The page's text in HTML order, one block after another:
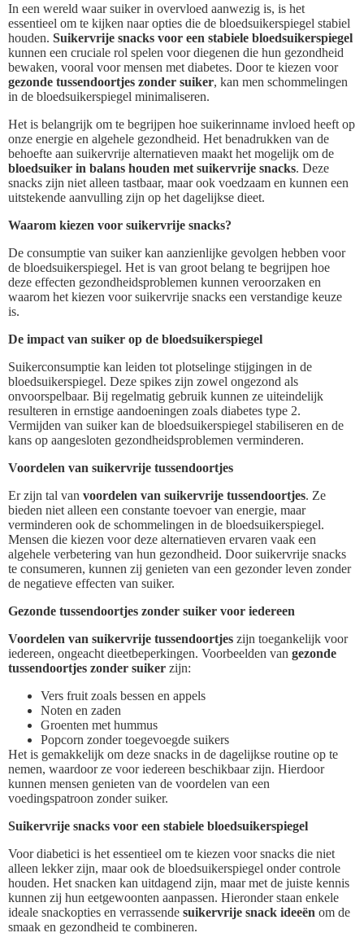
In een wereld waar suiker in overvloed aanwezig is, is het
essentieel om te kijken naar opties die de bloedsuikerspiegel stabiel
houden. Suikervrije snacks voor een stabiele bloedsuikerspiegel
kunnen een cruciale rol spelen voor diegenen die hun gezondheid
bewaken, vooral voor mensen met diabetes. Door te kiezen voor
gezonde tussendoortjes zonder suiker, kan men schommelingen
in de bloedsuikerspiegel minimaliseren.
Het is belangrijk om te begrijpen hoe suikerinname invloed heeft op
onze energie en algehele gezondheid. Het benadrukken van de
behoefte aan suikervrije alternatieven maakt het mogelijk om de
bloedsuiker in balans houden met suikervrije snacks. Deze
snacks zijn niet alleen tastbaar, maar ook voedzaam en kunnen een
uitstekende aanvulling zijn op het dagelijkse dieet.
Waarom kiezen voor suikervrije snacks?
De consumptie van suiker kan aanzienlijke gevolgen hebben voor
de bloedsuikerspiegel. Het is van groot belang te begrijpen hoe
deze effecten gezondheidsproblemen kunnen veroorzaken en
waarom het kiezen voor suikervrije snacks een verstandige keuze
is.
De impact van suiker op de bloedsuikerspiegel
Suikerconsumptie kan leiden tot plotselinge stijgingen in de
bloedsuikerspiegel. Deze spikes zijn zowel ongezond als
onvoorspelbaar. Bij regelmatig gebruik kunnen ze uiteindelijk
resulteren in ernstige aandoeningen zoals diabetes type 2.
Vermijden van suiker kan de bloedsuikerspiegel stabiliseren en de
kans op aangesloten gezondheidsproblemen verminderen.
Voordelen van suikervrije tussendoortjes
Er zijn tal van voordelen van suikervrije tussendoortjes. Ze
bieden niet alleen een constante toevoer van energie, maar
verminderen ook de schommelingen in de bloedsuikerspiegel.
Mensen die kiezen voor deze alternatieven ervaren vaak een
algehele verbetering van hun gezondheid. Door suikervrije snacks
te consumeren, kunnen zij genieten van een gezonder leven zonder
de negatieve effecten van suiker.
Gezonde tussendoortjes zonder suiker voor iedereen
Voordelen van suikervrije tussendoortjes zijn toegankelijk voor
iedereen, ongeacht dieetbeperkingen. Voorbeelden van gezonde
tussendoortjes zonder suiker zijn:
Vers fruit zoals bessen en appels
Noten en zaden
Groenten met hummus
Popcorn zonder toegevoegde suikers
Het is gemakkelijk om deze snacks in de dagelijkse routine op te
nemen, waardoor ze voor iedereen beschikbaar zijn. Hierdoor
kunnen mensen genieten van de voordelen van een
voedingspatroon zonder suiker.
Suikervrije snacks voor een stabiele bloedsuikerspiegel
Voor diabetici is het essentieel om te kiezen voor snacks die niet
alleen lekker zijn, maar ook de bloedsuikerspiegel onder controle
houden. Het snacken kan uitdagend zijn, maar met de juiste kennis
kunnen zij hun eetgewoonten aanpassen. Hieronder staan enkele
ideale snackopties en verrassende suikervrije snack ideeën om de
smaak en gezondheid te combineren.